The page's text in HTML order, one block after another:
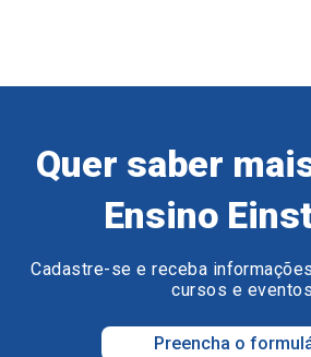
Quer saber
Ensino
Cadastre-se e receba
cursos e
Preencha o